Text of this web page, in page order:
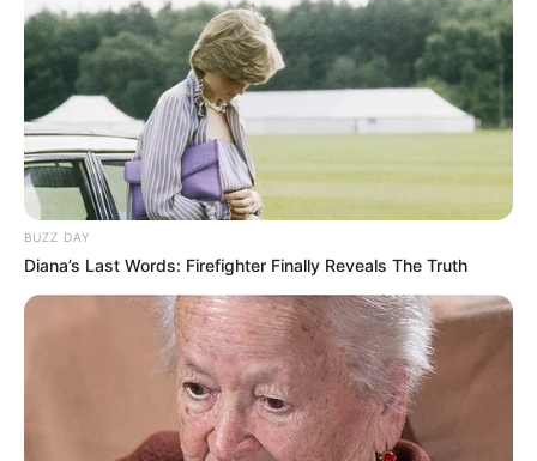
BUZZ DAY
Diana’s Last Words: Firefighter Finally Reveals The Truth